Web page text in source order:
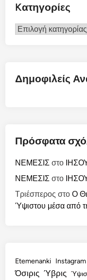
Kατηγορίες
Kατηγορίες
Δημοφιλείς
Πρόσφατα
ΝΕΜΕΣΙΣ στο
ΝΕΜΕΣΙΣ στο
Τριέσπερος στοΟ
Ύψιστου μέσα από
Etemenanki Instagram
Όσιρις Ύβρις